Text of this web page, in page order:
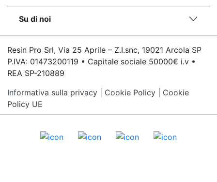
Su di noi
Resin Pro Srl, Via 25 Aprile – Z.I.snc, 19021 Arcola SP
P.IVA: 01473200119 • Capitale sociale 50000€ i.v •
REA SP-210889
Informativa sulla privacy
Cookie Policy
Cookie
Policy UE